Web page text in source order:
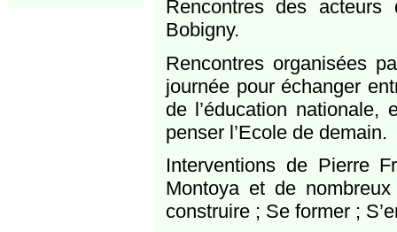
Rencontres des
Bobigny.
Rencontres organisées
journée pour échanger
de l’éducation nationale,
penser l’Ecole de demain.
Interventions de Pierre
Montoya et de
construire ; Se former ;